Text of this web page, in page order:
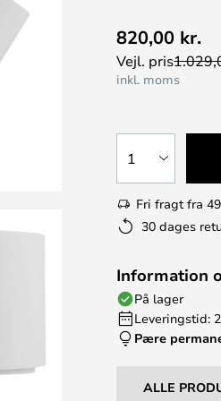
820,00 kr.
Vejl. pris
inkl. moms
1
Fri fragt fra
30 dages
Information
På lager
Leveringstid:
Pære
ALLE